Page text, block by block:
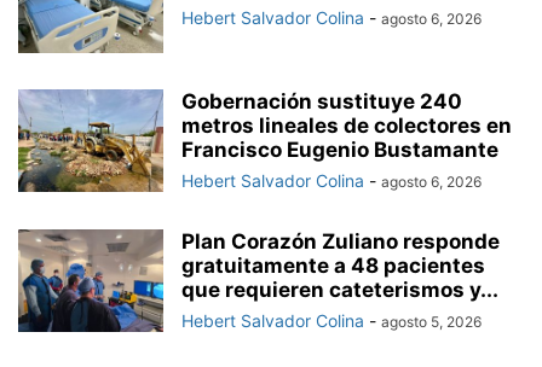
Hebert Salvador Colina - agosto 6, 2026
Gobernación sustituye 240
metros lineales de colectores en
Francisco Eugenio Bustamante
Hebert Salvador Colina - agosto 6, 2026
Plan Corazón Zuliano responde
gratuitamente a 48 pacientes
que requieren cateterismos y...
Hebert Salvador Colina - agosto 5, 2026